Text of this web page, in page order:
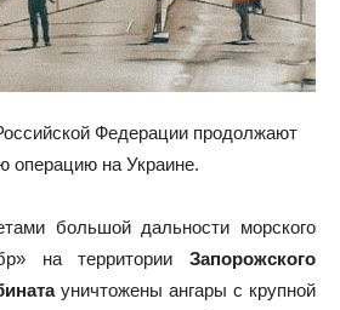
Федерации продолжают
операцию на Украине.
большой дальности морского
на территории Запорожского
уничтожены ангары с крупной